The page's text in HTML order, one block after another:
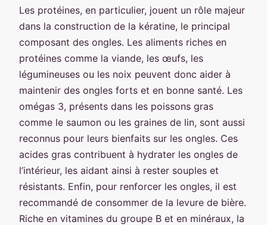
Les protéines, en particulier, jouent un rôle majeur
dans la construction de la kératine, le principal
composant des ongles. Les aliments riches en
protéines comme la viande, les œufs, les
légumineuses ou les noix peuvent donc aider à
maintenir des ongles forts et en bonne santé. Les
omégas 3, présents dans les poissons gras
comme le saumon ou les graines de lin, sont aussi
reconnus pour leurs bienfaits sur les ongles. Ces
acides gras contribuent à hydrater les ongles de
l’intérieur, les aidant ainsi à rester souples et
résistants. Enfin, pour renforcer les ongles, il est
recommandé de consommer de la levure de bière.
Riche en vitamines du groupe B et en minéraux, la